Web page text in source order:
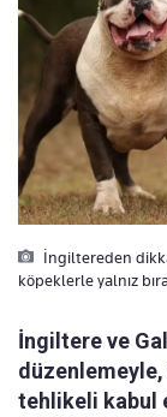
İngiltereden
köpeklerle yalnız
İngiltere ve
tehlikeli kabul